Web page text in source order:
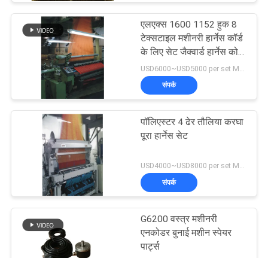
एलएक्स 1600 1152 हुक 8
टेक्सटाइल मशीनरी हार्नेस कॉर्ड
के लिए सेट जैक्वार्ड हार्नेस को
दोहराता है
संपर्क
पॉलिएस्टर 4 ढेर तौलिया करघा
पूरा हार्नेस सेट
USD4000~USD8000 per set MOQ:एक सेट
संपर्क
G6200 वस्त्र मशीनरी
एनकोडर बुनाई मशीन स्पेयर
पार्ट्स